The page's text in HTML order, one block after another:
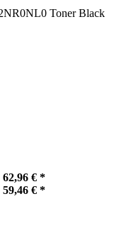
62,96 € *
59,46 € *